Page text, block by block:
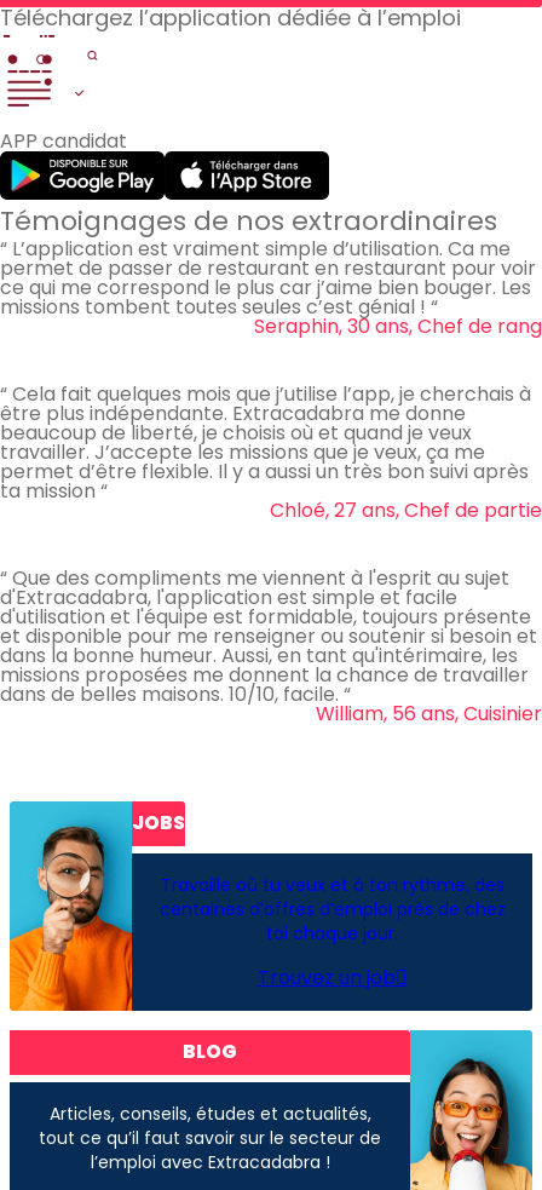
Téléchargez l’application dédiée à l’emploi
APP candidat
Témoignages de nos extraordinaires
“ L’application est vraiment simple d’utilisation. Ca me
permet de passer de restaurant en restaurant pour voir
ce qui me correspond le plus car j’aime bien bouger. Les
missions tombent toutes seules c’est génial ! “
Seraphin, 30 ans, Chef de rang
“ Cela fait quelques mois que j’utilise l’app, je cherchais à
être plus indépendante. Extracadabra me donne
beaucoup de liberté, je choisis où et quand je veux
travailler. J’accepte les missions que je veux, ça me
permet d’être flexible. Il y a aussi un très bon suivi après
ta mission “
Chloé, 27 ans, Chef de partie
“ Que des compliments me viennent à l'esprit au sujet
d'Extracadabra, l'application est simple et facile
d'utilisation et l'équipe est formidable, toujours présente
et disponible pour me renseigner ou soutenir si besoin et
dans la bonne humeur. Aussi, en tant qu'intérimaire, les
missions proposées me donnent la chance de travailler
dans de belles maisons. 10/10, facile. “
William, 56 ans, Cuisinier
JOBS
Travaille où tu veux et à ton rythme, des
centaines d’offres d’emploi près de chez
toi chaque jour.
Trouvez un job
BLOG
Articles, conseils, études et actualités,
tout ce qu’il faut savoir sur le secteur de
l’emploi avec Extracadabra !